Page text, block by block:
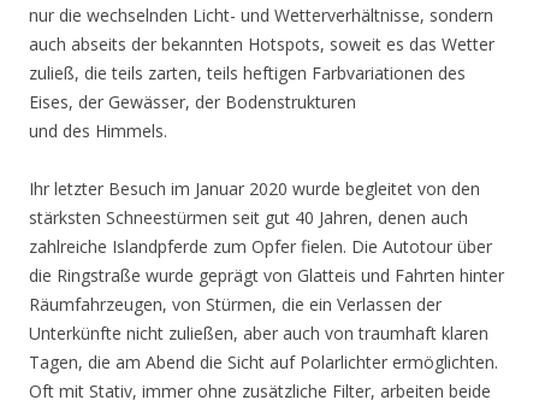
nur die wechselnden Licht- und Wetterverhältnisse, sondern
auch abseits der bekannten Hotspots, soweit es das Wetter
zuließ, die teils zarten, teils heftigen Farbvariationen des
Eises, der Gewässer, der Bodenstrukturen
und des Himmels.
Ihr letzter Besuch im Januar 2020 wurde begleitet von den
stärksten Schneestürmen seit gut 40 Jahren, denen auch
zahlreiche Islandpferde zum Opfer fielen. Die Autotour über
die Ringstraße wurde geprägt von Glatteis und Fahrten hinter
Räumfahrzeugen, von Stürmen, die ein Verlassen der
Unterkünfte nicht zuließen, aber auch von traumhaft klaren
Tagen, die am Abend die Sicht auf Polarlichter ermöglichten.
Oft mit Stativ, immer ohne zusätzliche Filter, arbeiten beide